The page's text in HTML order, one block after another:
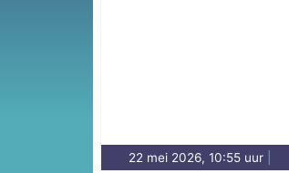
22 mei 2026, 10:55 uur